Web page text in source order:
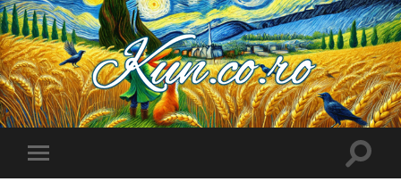
Kuncoro++
Toggle
mobile
Toggle